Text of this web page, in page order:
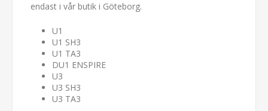
endast i vår butik i Göteborg.
U1
U1 SH3
U1 TA3
DU1 ENSPIRE
U3
U3 SH3
U3 TA3